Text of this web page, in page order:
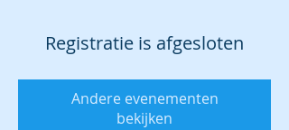
Registratie is afgesloten
Andere evenementen
bekijken